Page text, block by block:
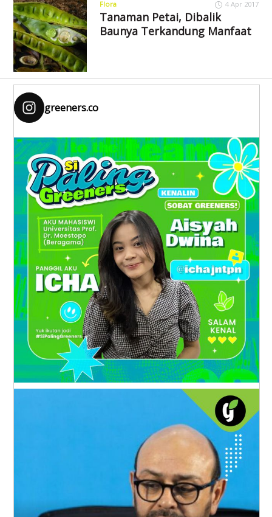
Flora 4 Apr 2017
Tanaman Petai, Dibalik
Baunya Terkandung Manfaat
greeners.co